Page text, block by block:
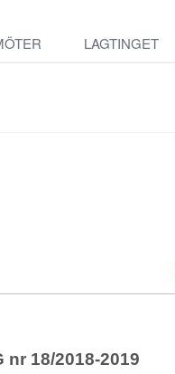
LAGTINGET
nr 18/2018-2019